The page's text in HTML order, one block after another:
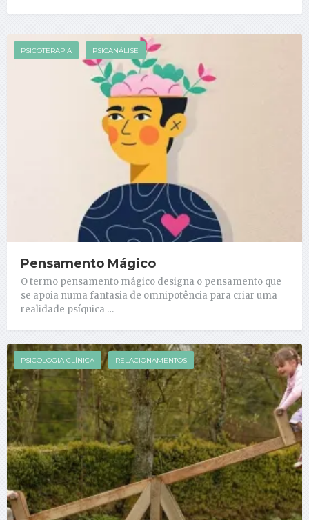
PSICOTERAPIA PSICANÁLISE
Pensamento Mágico
O termo pensamento mágico designa o pensamento que
se apoia numa fantasia de omnipotência para criar uma
realidade psíquica …
PSICOLOGIA CLÍNICA RELACIONAMENTOS